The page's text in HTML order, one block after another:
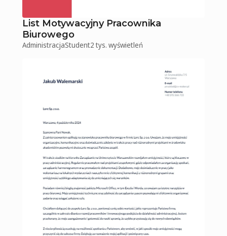
List Motywacyjny Pracownika
Biurowego
AdministracjaStudent2 tys. wyświetleń